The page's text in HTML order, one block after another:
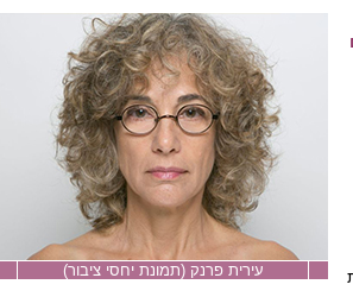
עירית פרנק (תמונת יחסי ציבור)